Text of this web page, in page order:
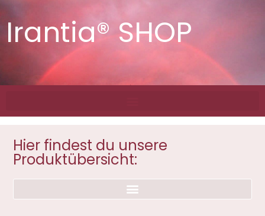
Irantia® SHOP
Hier findest du unsere
Produktübersicht: